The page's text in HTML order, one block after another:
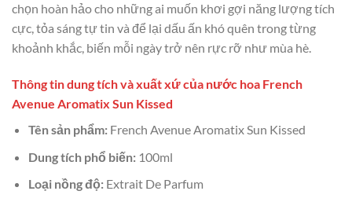
chọn hoàn hảo cho những ai muốn khơi gợi năng lượng tích
cực, tỏa sáng tự tin và để lại dấu ấn khó quên trong từng
khoảnh khắc, biến mỗi ngày trở nên rực rỡ như mùa hè.
Thông tin dung tích và xuất xứ của nước hoa French
Avenue Aromatix Sun Kissed
Tên sản phẩm: French Avenue Aromatix Sun Kissed
Dung tích phổ biến:100ml
Loại nồng độ: Extrait De Parfum